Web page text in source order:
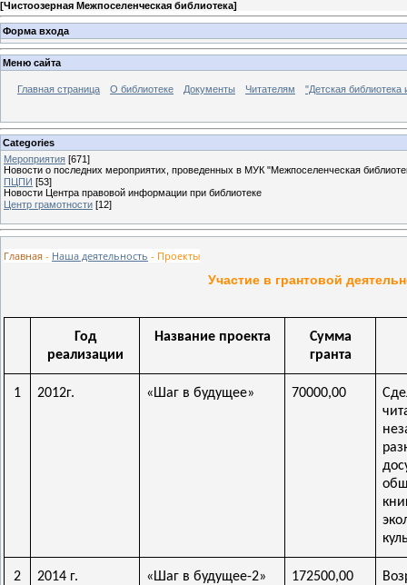
[Чистоозерная Межпоселенческая библиотека]
Форма входа
Меню сайта
Главная страница О библиотеке Документы Читателям "Детская
Categories
Мероприятия [671]
Новости о последних мероприятих, проведенных в МУК "Межпоселенческая
ПЦПИ [53]
Новости Центра правовой информации при библиотеке
Центр грамотности [12]
Главная - Наша деятельность - Проекты
Участие в грантовой
Год
реализации
Название проекта
Сумма
гранта
1 2012г. «Шаг в будущее» 70000,00
2 2014 г. «Шаг в будущее-2» 172500,00